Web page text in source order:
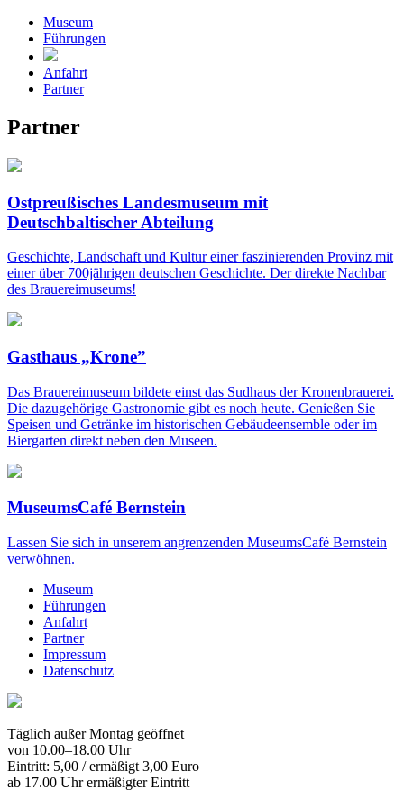
Museum
Führungen
Anfahrt
Partner
Partner
Ostpreußisches Landesmuseum mit
Deutschbaltischer Abteilung
Geschichte, Landschaft und Kultur einer faszinierenden Provinz mit
einer über 700jährigen deutschen Geschichte. Der direkte Nachbar
des Brauereimuseums!
Gasthaus „Krone”
Das Brauereimuseum bildete einst das Sudhaus der Kronenbrauerei.
Die dazugehörige Gastronomie gibt es noch heute. Genießen Sie
Speisen und Getränke im historischen Gebäudeensemble oder im
Biergarten direkt neben den Museen.
MuseumsCafé Bernstein
Lassen Sie sich in unserem angrenzenden MuseumsCafé Bernstein
verwöhnen.
Museum
Führungen
Anfahrt
Partner
Impressum
Datenschutz
Täglich außer Montag geöffnet
von 10.00–18.00 Uhr
Eintritt: 5,00 / ermäßigt 3,00 Euro
ab 17.00 Uhr ermäßigter Eintritt